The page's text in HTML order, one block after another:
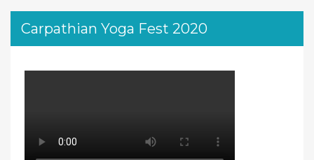
Carpathian Yoga Fest 2020